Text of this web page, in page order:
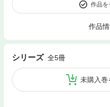
作品を
作品
シリーズ 全5冊
未購入巻